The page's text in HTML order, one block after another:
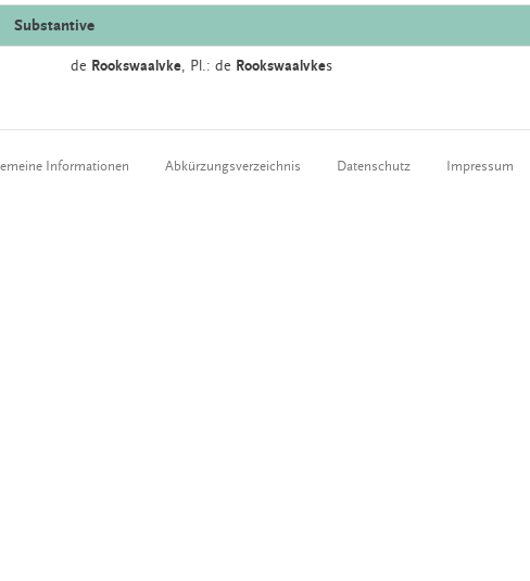
Substantive
de Rookswaalvke, Pl.: de Rookswaalvkes
Informationen Abkürzungsverzeichnis Datenschutz Impressum